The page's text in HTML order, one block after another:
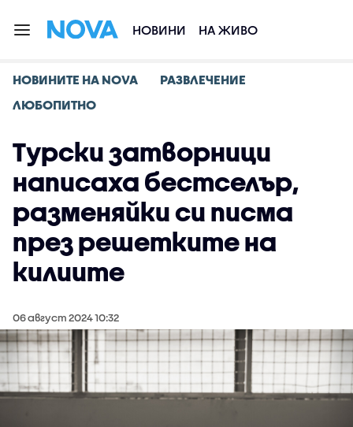
НОВИНИ НА ЖИВО
НОВИНИТЕ НА NOVA
РАЗВЛЕЧЕНИЕ
ЛЮБОПИТНО
Турски затворници
написаха бестселър,
разменяйки си писма
през решетките на
килиите
06 август 2024 10:32